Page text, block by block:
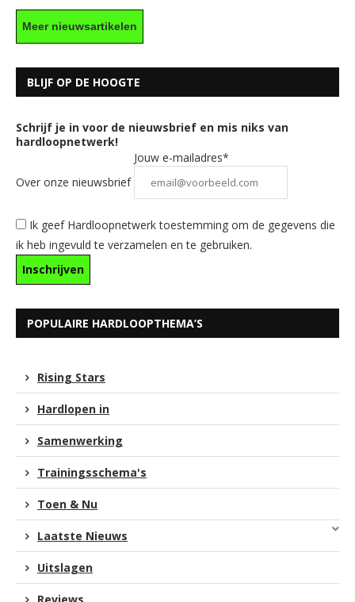
Meer nieuwsartikelen
BLIJF OP DE HOOGTE
Schrijf je in voor de nieuwsbrief en mis niks van
hardloopnetwerk!
Over onze nieuwsbrief
Jouw e-mailadres*
Ik geef Hardloopnetwerk toestemming om de gegevens die
ik heb ingevuld te verzamelen en te gebruiken.
POPULAIRE HARDLOOPTHEMA’S
Rising Stars
Hardlopen in
Samenwerking
Trainingsschema's
Toen & Nu
Laatste Nieuws
Uitslagen